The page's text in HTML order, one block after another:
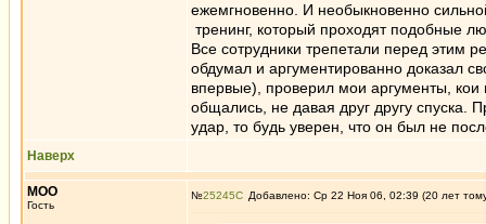
ежемгновенно. И необыкновенно
тренинг, который проходят подобные
Все сотрудники трепетали перед этим
обдумал и аргументированно доказал
впервые), проверил мои аргументы,
общались, не давая друг другу спуска.
удар, то будь уверен, что он был не
Наверх
MOO
Гость
№25245 Добавлено: Ср 22 Ноя 06, 02:39 (20 лет